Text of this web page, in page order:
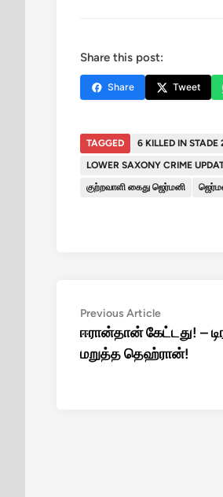
Share this post:
Share Tweet
TAGGED 6 KILLED IN STADE
LOWER SAXONY CRIME
குற்றவாளி கைது ஜெர்மனி
Post
navigation
Previous ArticlePrevious
article:
ஈரான்தான் கேட்டது! –
மறுத்த தெஹ்ரான்!